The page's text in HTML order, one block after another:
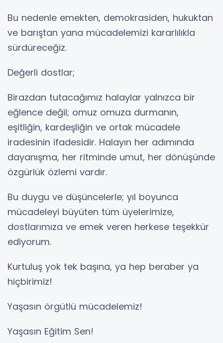
Bu nedenle emekten, demokrasiden, hukuktan
ve barıştan yana mücadelemizi kararlılıkla
sürdüreceğiz.
Değerli dostlar;
Birazdan tutacağımız halaylar yalnızca bir
eğlence değil; omuz omuza durmanın,
eşitliğin, kardeşliğin ve ortak mücadele
iradesinin ifadesidir. Halayın her adımında
dayanışma, her ritminde umut, her dönüşünde
özgürlük özlemi vardır.
Bu duygu ve düşüncelerle; yıl boyunca
mücadeleyi büyüten tüm üyelerimize,
dostlarımıza ve emek veren herkese teşekkür
ediyorum.
Kurtuluş yok tek başına, ya hep beraber ya
hiçbirimiz!
Yaşasın örgütlü mücadelemiz!
Yaşasın Eğitim Sen!